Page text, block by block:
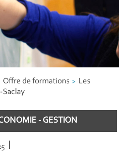
Offre de formations
Les
Saclay
- GESTION